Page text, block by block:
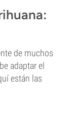
de muchos
adaptar el
están las